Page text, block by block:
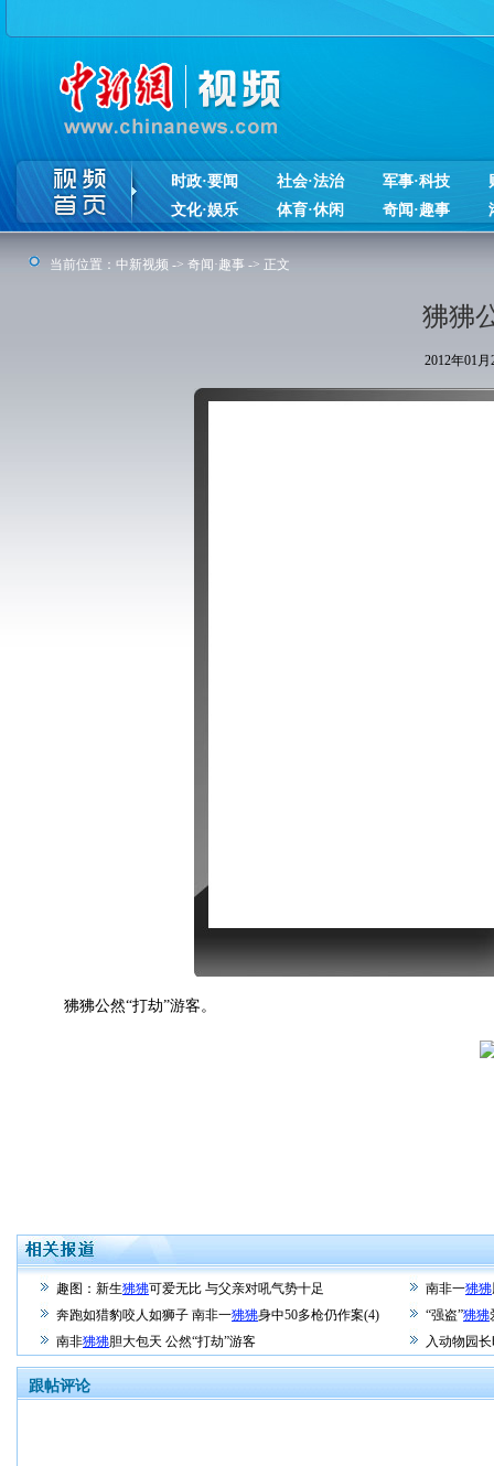
时政·要闻 社会·法治 军事·科技
文化·娱乐
体育·休闲 奇闻·趣事
当前位置： 中新视频 -> 奇闻·趣事 -> 正文
狒狒
2012年01
狒狒公然“打劫”游客。
趣图：新生狒狒可爱无比 与父亲对吼气势十足 南非一狒狒
奔跑如猎豹咬人如狮子 南非一狒狒身中50多枪仍作案(4) “强盗”狒狒
南非狒狒胆大包天 公然“打劫”游客 入动物园
跟帖评论